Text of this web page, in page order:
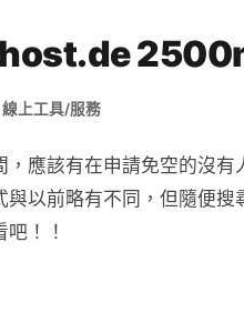
線上工具/服務
，應該有在申請免空的沒
與以前略有不同，但隨便
！！